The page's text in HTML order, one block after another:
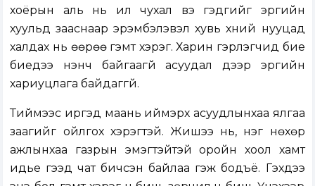
хоёрын аль нь илүү чухал вэ гэдгийг эрүүгийн
хуульд зааснаар эрэмбэлэвэл хувь хүний нууцад
халдах нь өөрөө гэмт хэрэг. Харин гэрлэгчид бие
биедээ үнэнч байгаагүй асуудал дээр эрүүгийн
хариуцлага байдаггүй.
Тиймээс иргэд маань иймэрхүү асуудлынхаа ялгаа
заагийг ойлгох хэрэгтэй. Жишээ нь, нэг нөхөр
ажлынхаа газрын эмэгтэйтэй оройн хоол хамт
идье гээд чат бичсэн байлаа гэж бодъё. Гэхдээ